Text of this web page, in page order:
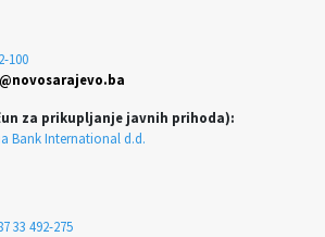
100
za prikupljanje javnih prihoda):
Bank International d.d.
33 492-275